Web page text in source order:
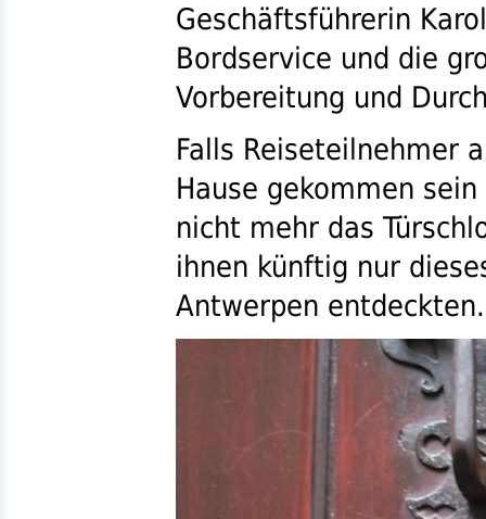
Geschäftsführerin
Bordservice und die
Vorbereitung und
Falls Reiseteilnehmer
Hause gekommen
nicht mehr das
ihnen künftig nur
Antwerpen entdeckten.